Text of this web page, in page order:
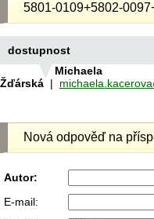
5801-0109+5802-
dostupnost
Michaela
Žďárská |
Nová odpověď na
Autor:
E-mail: